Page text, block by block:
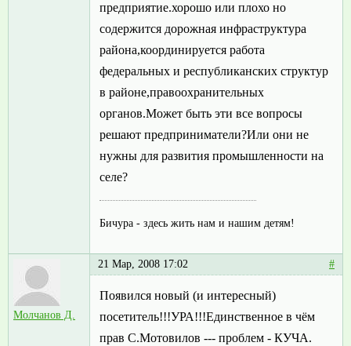
предприятие.хорошо или плохо но
содержится дорожная инфраструктура
района,координируется работа
федеральных и республиканских структур
в районе,правоохранительных
органов.Может быть эти все вопросы
решают предприниматели?Или они не
нужны для развития промышленности на
селе?
Бичура - здесь жить нам и нашим детям!
Молчанов Д.
21 Мар, 2008 17:02 #
Появился новый (и интересный)
посетитель!!!УРА!!!Единственное в чём
прав С.Мотовилов --- проблем - КУЧА.